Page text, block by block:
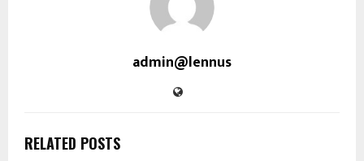
admin@lennus
RELATED POSTS